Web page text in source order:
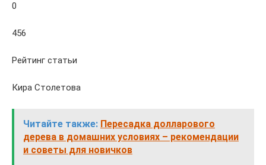
0
456
Рейтинг статьи
Кира Столетова
Читайте также: Пересадка долларового
дерева в домашних условиях – рекомендации
и советы для новичков